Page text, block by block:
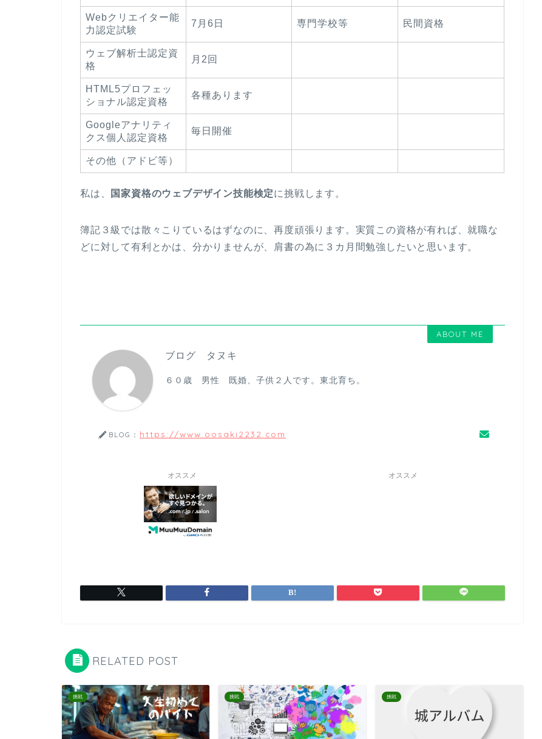
Webクリエイター能
力認定試験
7月6日 専門学校等 民間資格
ウェブ解析士認定資
格
月2回
HTML5プロフェッ
ショナル認定資格
各種あります
Googleアナリティ
クス個人認定資格
毎日開催
その他（アドビ等）
私は、 国家資格のウェブデザイン技能検定に挑戦します。
簿記３級では散々こりているはずなのに、再度頑張ります。実質この資格が有れば、就職な
どに対して有利とかは、分かりませんが、肩書の為に３カ月間勉強したいと思います。
ABOUT ME
ブログ タヌキ
６０歳 男性 既婚、子供２人です。東北育ち。
BLOG： https://www.oosaki2232.com
オススメ オススメ
RELATED POST
挑戦 挑戦 挑戦